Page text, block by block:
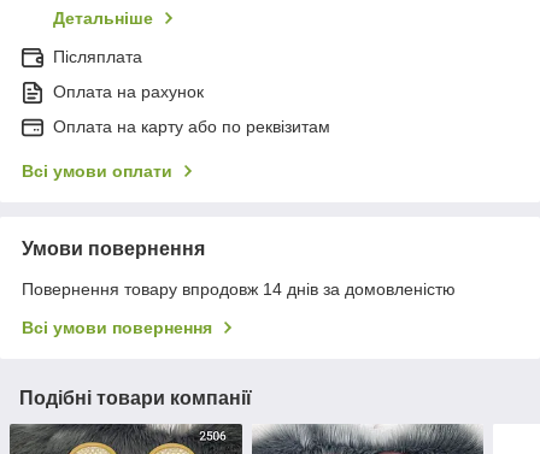
Детальніше
Післяплата
Оплата на рахунок
Оплата на карту або по реквізитам
Всі умови оплати
Умови повернення
Повернення товару впродовж 14 днів за домовленістю
Всі умови повернення
Подібні товари компанії